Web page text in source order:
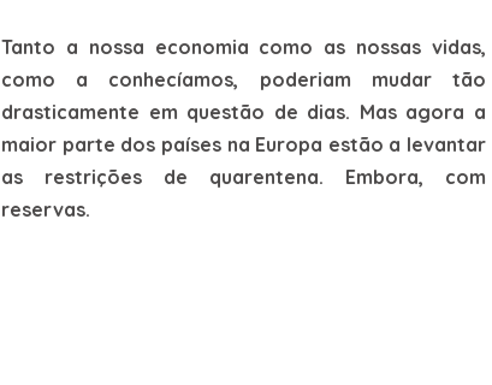
Tanto a nossa economia como as nossas vidas,
como a conhecíamos, poderiam mudar tão
drasticamente em questão de dias. Mas agora a
maior parte dos países na Europa estão a levantar
as restrições de quarentena. Embora, com
reservas.